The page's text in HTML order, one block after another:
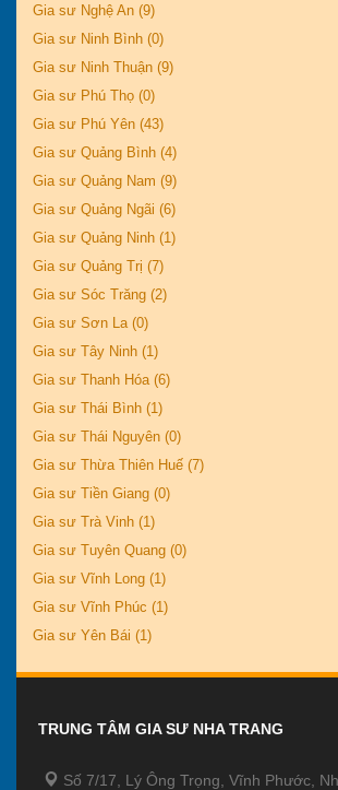
Gia sư Nghệ An (9)
Gia sư Ninh Bình (0)
Gia sư Ninh Thuận (9)
Gia sư Phú Thọ (0)
Gia sư Phú Yên (43)
Gia sư Quảng Bình (4)
Gia sư Quảng Nam (9)
Gia sư Quảng Ngãi (6)
Gia sư Quảng Ninh (1)
Gia sư Quảng Trị (7)
Gia sư Sóc Trăng (2)
Gia sư Sơn La (0)
Gia sư Tây Ninh (1)
Gia sư Thanh Hóa (6)
Gia sư Thái Bình (1)
Gia sư Thái Nguyên (0)
Gia sư Thừa Thiên Huế (7)
Gia sư Tiền Giang (0)
Gia sư Trà Vinh (1)
Gia sư Tuyên Quang (0)
Gia sư Vĩnh Long (1)
Gia sư Vĩnh Phúc (1)
Gia sư Yên Bái (1)
TRUNG TÂM GIA SƯ NHA TRANG
Số 7/17, Lý Ông Trọng, Vĩnh Phước,